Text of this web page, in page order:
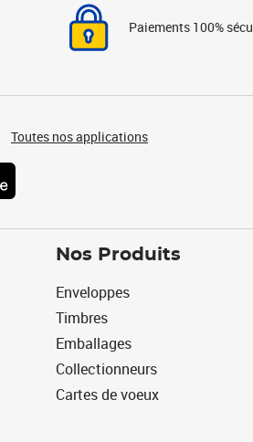
Paiements 100%
Toutes nos applications
Nos Produits
Enveloppes
Timbres
Emballages
Collectionneurs
Cartes de voeux